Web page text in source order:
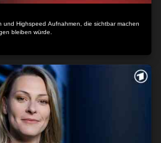
und Highspeed Aufnahmen, die sichtbar machen
bleiben würde.